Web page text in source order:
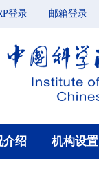
登录 邮箱登录
介绍 机构设置